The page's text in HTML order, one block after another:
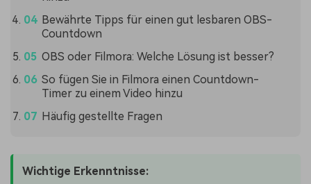
Bewährte Tipps für einen gut lesbaren OBS-
Countdown
OBS oder Filmora: Welche Lösung ist besser?
So fügen Sie in Filmora einen Countdown-
Timer zu einem Video hinzu
Häufig gestellte Fragen
Wichtige Erkenntnisse: